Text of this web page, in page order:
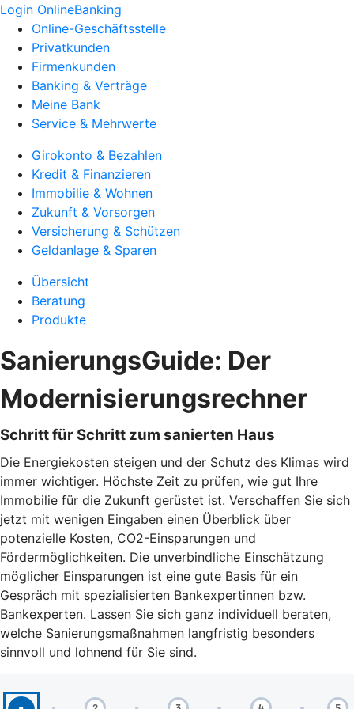
Login OnlineBanking
Online-Geschäftsstelle
Privatkunden
Firmenkunden
Banking & Verträge
Meine Bank
Service & Mehrwerte
Girokonto & Bezahlen
Kredit & Finanzieren
Immobilie & Wohnen
Zukunft & Vorsorgen
Versicherung & Schützen
Geldanlage & Sparen
Übersicht
Beratung
Produkte
SanierungsGuide: Der
Modernisierungsrechner
Schritt für Schritt zum sanierten Haus
Die Energiekosten steigen und der Schutz des Klimas wird
immer wichtiger. Höchste Zeit zu prüfen, wie gut Ihre
Immobilie für die Zukunft gerüstet ist. Verschaffen Sie sich
jetzt mit wenigen Eingaben einen Überblick über
potenzielle Kosten, CO2-Einsparungen und
Fördermöglichkeiten. Die unverbindliche Einschätzung
möglicher Einsparungen ist eine gute Basis für ein
Gespräch mit spezialisierten Bankexpertinnen bzw.
Bankexperten. Lassen Sie sich ganz individuell beraten,
welche Sanierungsmaßnahmen langfristig besonders
sinnvoll und lohnend für Sie sind.